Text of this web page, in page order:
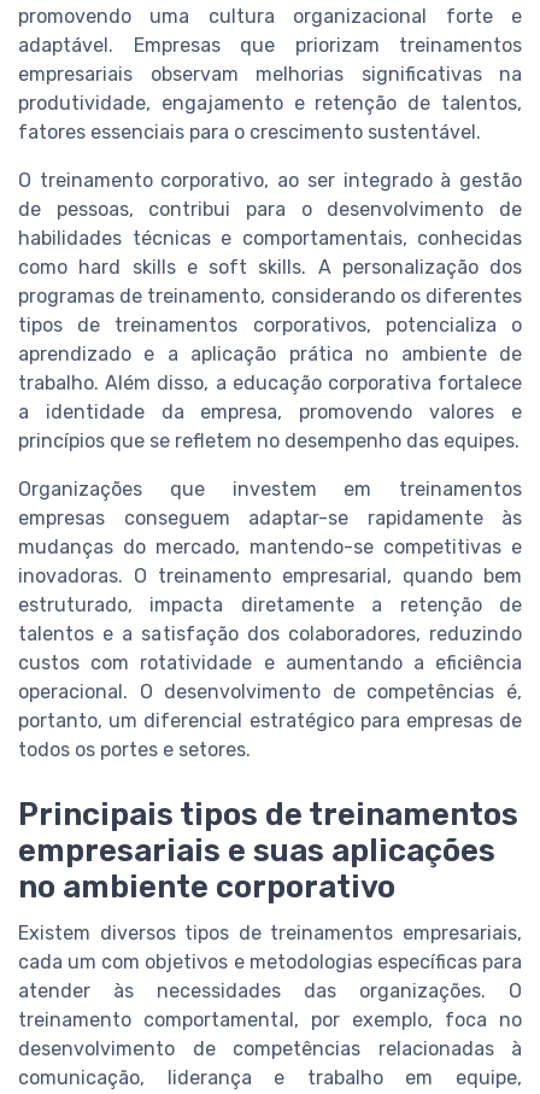
promovendo uma cultura organizacional forte e
adaptável. Empresas que priorizam treinamentos
empresariais observam melhorias significativas na
produtividade, engajamento e retenção de talentos,
fatores essenciais para o crescimento sustentável.
O treinamento corporativo, ao ser integrado à gestão
de pessoas, contribui para o desenvolvimento de
habilidades técnicas e comportamentais, conhecidas
como hard skills e soft skills. A personalização dos
programas de treinamento, considerando os diferentes
tipos de treinamentos corporativos, potencializa o
aprendizado e a aplicação prática no ambiente de
trabalho. Além disso, a educação corporativa fortalece
a identidade da empresa, promovendo valores e
princípios que se refletem no desempenho das equipes.
Organizações que investem em treinamentos
empresas conseguem adaptar-se rapidamente às
mudanças do mercado, mantendo-se competitivas e
inovadoras. O treinamento empresarial, quando bem
estruturado, impacta diretamente a retenção de
talentos e a satisfação dos colaboradores, reduzindo
custos com rotatividade e aumentando a eficiência
operacional. O desenvolvimento de competências é,
portanto, um diferencial estratégico para empresas de
todos os portes e setores.
Principais tipos de treinamentos
empresariais e suas aplicações
no ambiente corporativo
Existem diversos tipos de treinamentos empresariais,
cada um com objetivos e metodologias específicas para
atender às necessidades das organizações. O
treinamento comportamental, por exemplo, foca no
desenvolvimento de competências relacionadas à
comunicação, liderança e trabalho em equipe,